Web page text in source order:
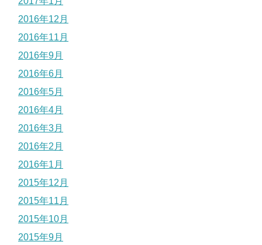
2016年12月
2016年11月
2016年9月
2016年6月
2016年5月
2016年4月
2016年3月
2016年2月
2016年1月
2015年12月
2015年11月
2015年10月
2015年9月